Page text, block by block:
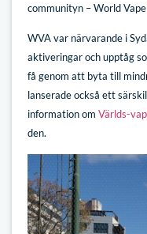
communityn – World
WVA var närvarande i
aktiveringar och upptåg
få genom att byta till
lanserade också ett
information om Världs-
den.